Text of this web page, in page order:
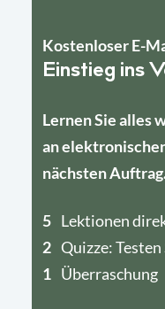
Kostenloser E-
Einstieg ins
Lernen Sie alles
an
nächsten
5 Lektionen
2 Quizze:
1 Überraschung
4
1